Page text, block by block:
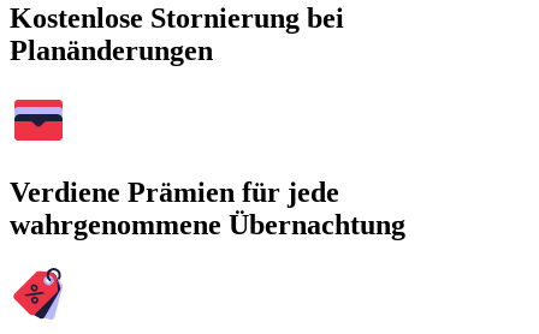
Kostenlose Stornierung bei
Planänderungen
Verdiene Prämien für jede
wahrgenommene Übernachtung